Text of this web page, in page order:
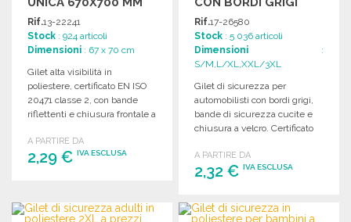
Rif.13-22241
Stock : 924 articoli
Dimensioni : 67 x 70 cm
Gilet alta visibilità in
poliestere, certificato EN ISO
20471 classe 2, con bande
riflettenti e chiusura frontale a
A PARTIRE DA
2,29 € IVA ESCLUSA
Richiedi un preventivo
Rif.17-26580
Stock : 5 036 articoli
Dimensioni :
S/M,L/XL,XXL/3XL
Gilet di sicurezza per
automobilisti con bordi grigi,
bande di sicurezza cucite e
chiusura a velcro. Certificato
A PARTIRE DA
2,32 €IVA ESCLUSA
ORDINARE